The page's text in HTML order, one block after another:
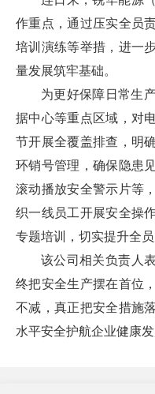
作重点，通过压实全员
培训演练等举措，进一
量发展筑牢基础。
为更好保障日常生
据中心等重点区域，对
节开展全覆盖排查，明
环销号管理，确保隐患
滚动播放安全警示片等
织一线员工开展安全操
专题培训，切实提升全
该公司相关负责人
终把安全生产摆在首位
不减，真正把安全措施
水平安全护航企业健康发